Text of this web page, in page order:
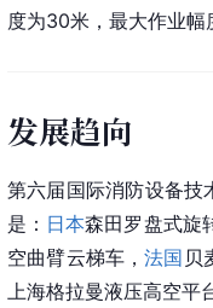
度为30米，最大作业
发展趋向
第六届国际消防设备技
是： 日本森田罗盘式旋
空曲臂云梯车，法国 贝
上海格拉曼液压高空平